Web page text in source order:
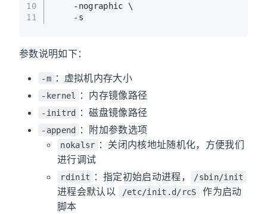
10
11
    -nographic \
    -s
参数说明如下：
-m ：虚拟机内存大小
-kernel ：内存镜像路径
-initrd ：磁盘镜像路径
-append ：附加参数选项
nokalsr ：关闭内核地址随机化，方便我们
进行调试
rdinit ：指定初始启动进程， /sbin/init
进程会默认以 /etc/init.d/rcS
作为启动
脚本